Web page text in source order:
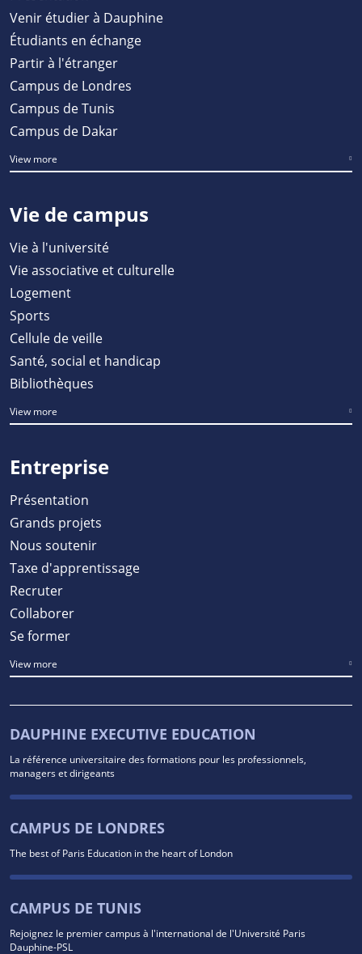
Venir étudier à Dauphine
Étudiants en échange
Partir à l'étranger
Campus de Londres
Campus de Tunis
Campus de Dakar
View more
Vie de campus
Vie à l'université
Vie associative et culturelle
Logement
Sports
Cellule de veille
Santé, social et handicap
Bibliothèques
View more
Entreprise
Présentation
Grands projets
Nous soutenir
Taxe d'apprentissage
Recruter
Collaborer
Se former
View more
DAUPHINE EXECUTIVE EDUCATION
La référence universitaire des formations pour les professionnels,
managers et dirigeants
CAMPUS DE LONDRES
The best of Paris Education in the heart of London
CAMPUS DE TUNIS
Rejoignez le premier campus à l'international de l'Université Paris
Dauphine-PSL